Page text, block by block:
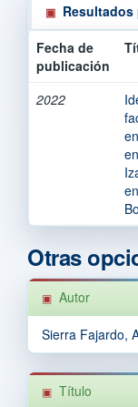
Resultados
Fecha de
publicación
2022
Otras
Autor
Sierra Fajardo,
Título